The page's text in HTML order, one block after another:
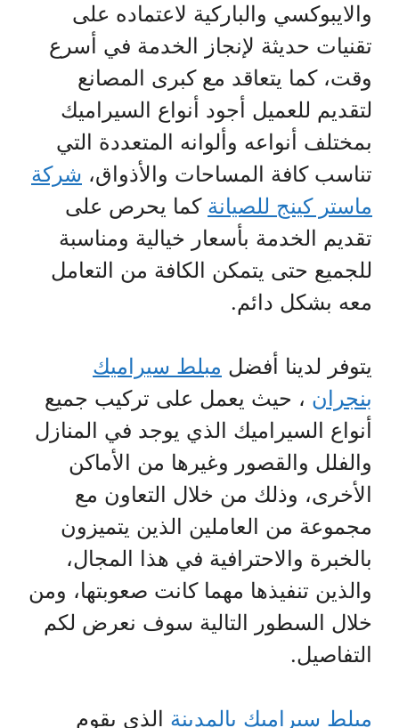
والايبوكسي والباركية لاعتماده على
تقنيات حديثة لإنجاز الخدمة في أسرع
وقت، كما يتعاقد مع كبرى المصانع
لتقديم للعميل أجود أنواع السيراميك
بمختلف أنواعه وألوانه المتعددة التي
تناسب كافة المساحات والأذواق، شركة
ماستر كينج للصيانة كما يحرص على
تقديم الخدمة بأسعار خيالية ومناسبة
للجميع حتى يتمكن الكافة من التعامل
معه بشكل دائم.
يتوفر لدينا أفضل مبلط سيراميك
بنجران ، حيث يعمل على تركيب جميع
أنواع السيراميك الذي يوجد في المنازل
والفلل والقصور وغيرها من الأماكن
الأخرى، وذلك من خلال التعاون مع
مجموعة من العاملين الذين يتميزون
بالخبرة والاحترافية في هذا المجال،
والذين تنفيذها مهما كانت صعوبتها، ومن
خلال السطور التالية سوف نعرض لكم
التفاصيل.
مبلط سيراميك بالمدينة الذي يقوم